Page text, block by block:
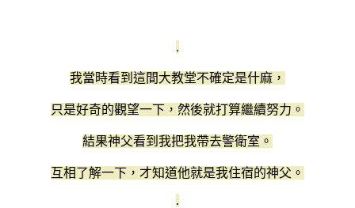
.
我當時看到這間大教堂不確定是什麻，
只是好奇的觀望一下，然後就打算繼續努力。
結果神父看到我把我帶去警衛室。
互相了解一下，才知道他就是我住宿的神父。
.